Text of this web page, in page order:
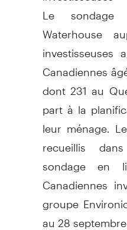
Le
Waterhouse
Canadiennes
dont 231 au
part à la
leur ménage.
recueillis
sondage en
Canadiennes
groupe
au 28 septembre